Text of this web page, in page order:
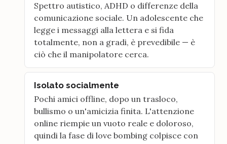
Spettro autistico, ADHD o differenze della
comunicazione sociale. Un adolescente che
legge i messaggi alla lettera e si fida
totalmente, non a gradi, è prevedibile — è
ciò che il manipolatore cerca.
Isolato socialmente
Pochi amici offline, dopo un trasloco,
bullismo o un'amicizia finita. L'attenzione
online riempie un vuoto reale e doloroso,
quindi la fase di love bombing colpisce con